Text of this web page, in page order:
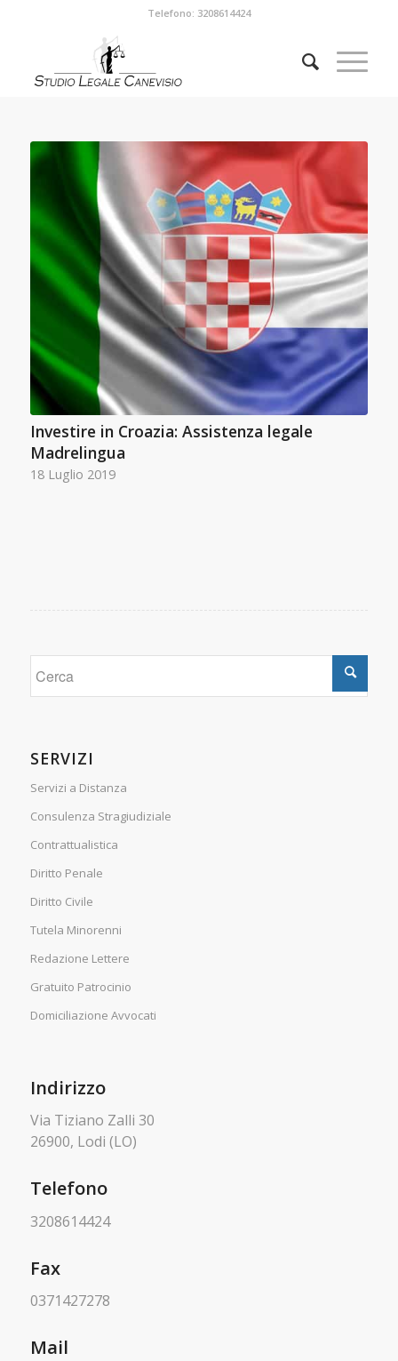
Telefono: 3208614424
Investire in Croazia: Assistenza legale
Madrelingua
18 Luglio 2019
SERVIZI
Servizi a Distanza
Consulenza Stragiudiziale
Contrattualistica
Diritto Penale
Diritto Civile
Tutela Minorenni
Redazione Lettere
Gratuito Patrocinio
Domiciliazione Avvocati
Indirizzo
Via Tiziano Zalli 30
26900, Lodi (LO)
Telefono
3208614424
Fax
0371427278
Mail